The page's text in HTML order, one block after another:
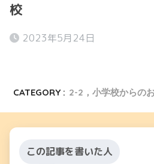
校
2023年5月24日
CATEGORY : 2-2，小学校からの
この記事を書いた人